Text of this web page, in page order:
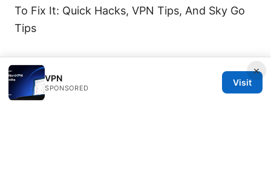
To Fix It: Quick Hacks, VPN Tips, And Sky Go
Tips
×
VPN
SPONSORED
Visit